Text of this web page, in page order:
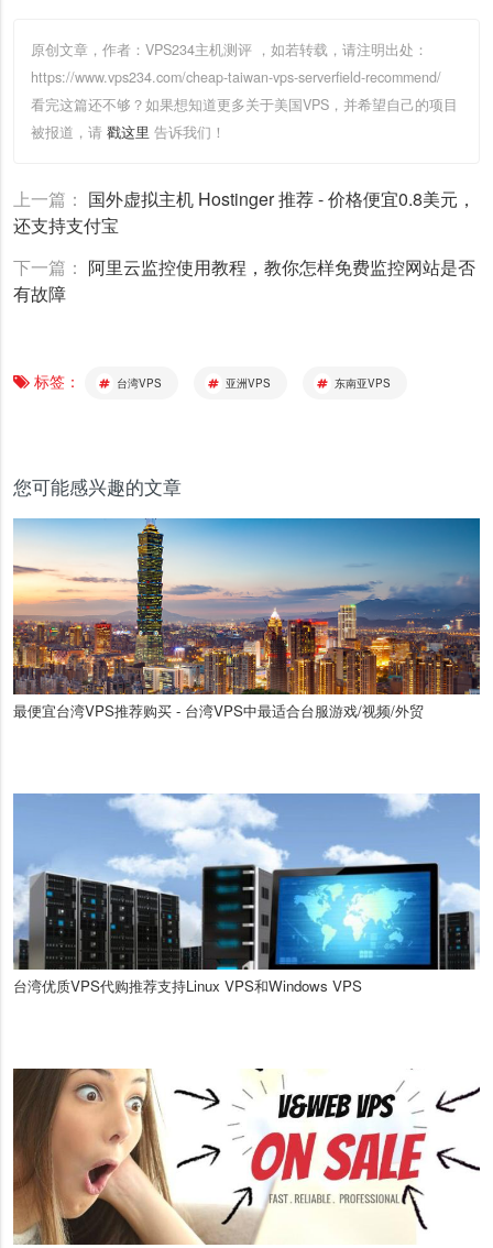
原创文章，作者：VPS234主机测评 ，如若转载，请注明出处：
https://www.vps234.com/cheap-taiwan-vps-serverfield-recommend/
看完这篇还不够？如果想知道更多关于美国VPS，并希望自己的项目
被报道，请 戳这里 告诉我们！
上一篇： 国外虚拟主机 Hostinger 推荐 - 价格便宜0.8美元，
还支持支付宝
下一篇： 阿里云监控使用教程，教你怎样免费监控网站是否
有故障
标签： 台湾VPS 亚洲VPS 东南亚VPS
您可能感兴趣的文章
最便宜台湾VPS推荐购买 - 台湾VPS中最适合台服游戏/视频/外贸
台湾优质VPS代购推荐支持Linux VPS和Windows VPS